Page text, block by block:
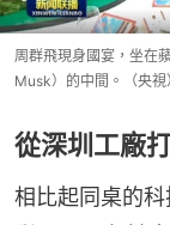
周群飛現身國宴，坐在
Musk）的中間。（央視
從深圳工廠
相比起同桌的